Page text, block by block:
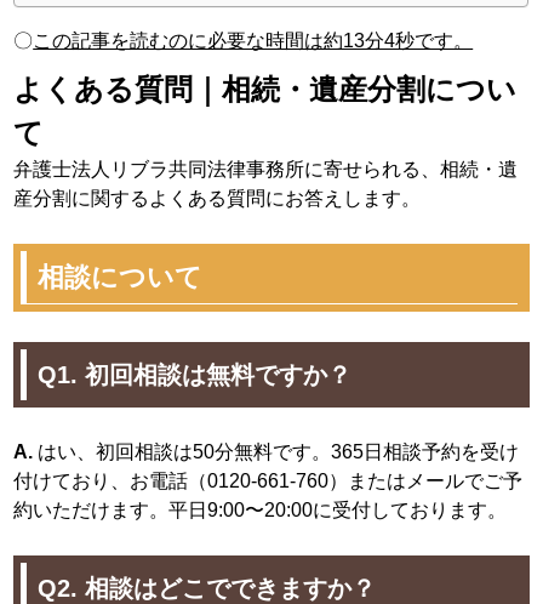
〇この記事を読むのに必要な時間は約13分4秒です。
よくある質問｜相続・遺産分割につい
て
弁護士法人リブラ共同法律事務所に寄せられる、相続・遺
産分割に関するよくある質問にお答えします。
相談について
Q1. 初回相談は無料ですか？
A. はい、初回相談は50分無料です。365日相談予約を受け
付けており、お電話（0120-661-760）またはメールでご予
約いただけます。平日9:00〜20:00に受付しております。
Q2. 相談はどこでできますか？